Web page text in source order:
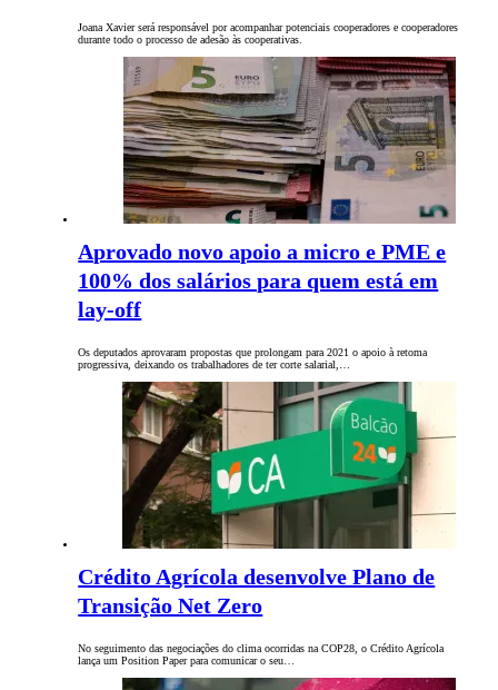
Joana Xavier será responsável por acompanhar potenciais cooperadores e cooperadores
durante todo o processo de adesão às cooperativas.
Aprovado novo apoio a micro e PME e
100% dos salários para quem está em
lay-off
Os deputados aprovaram propostas que prolongam para 2021 o apoio à retoma
progressiva, deixando os trabalhadores de ter corte salarial,…
Crédito Agrícola desenvolve Plano de
Transição Net Zero
No seguimento das negociações do clima ocorridas na COP28, o Crédito Agrícola
lança um Position Paper para comunicar o seu…